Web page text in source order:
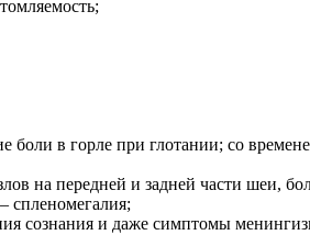
боли в горле при глотании; со
на передней и задней части шеи,
спленомегалия;
сознания и даже симптомы